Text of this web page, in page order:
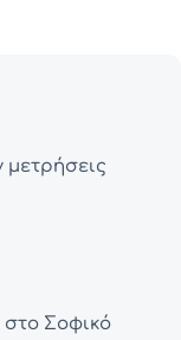
μετρήσεις
στο Σοφικό